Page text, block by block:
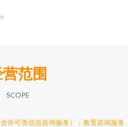
范围
SCOPE
许可类信息咨询服务）；教育咨询服务